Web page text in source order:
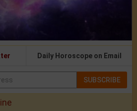
Daily Horoscope on Email
SUBSCRIBE